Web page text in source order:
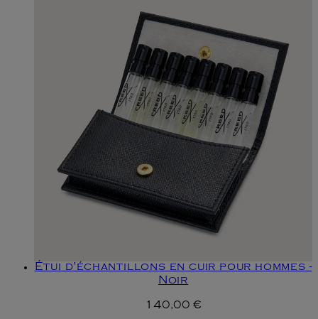
Étui d'échantillons en cuir pour hommes -
Noir
140,00 €